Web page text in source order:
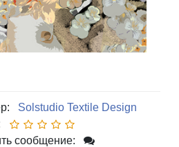
Solstudio Textile Design
сообщение: